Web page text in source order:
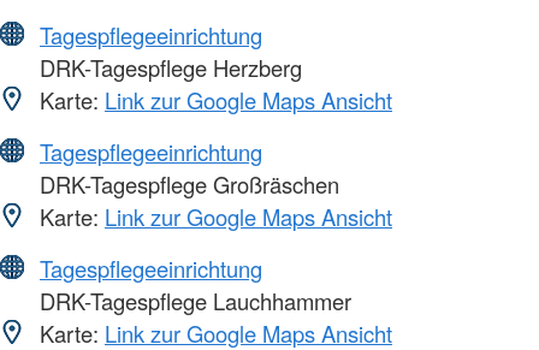
Tagespflegeeinrichtung
DRK-Tagespflege Herzberg
Karte: Link zur Google Maps Ansicht
Tagespflegeeinrichtung
DRK-Tagespflege Großräschen
Karte: Link zur Google Maps Ansicht
Tagespflegeeinrichtung
DRK-Tagespflege Lauchhammer
Karte: Link zur Google Maps Ansicht